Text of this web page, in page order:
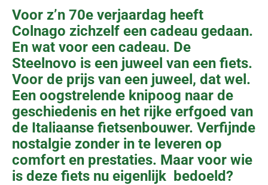
Voor z’n 70e verjaardag heeft
Colnago zichzelf een cadeau gedaan.
En wat voor een cadeau. De
Steelnovo is een juweel van een fiets.
Voor de prijs van een juweel, dat wel.
Een oogstrelende knipoog naar de
geschiedenis en het rijke erfgoed van
de Italiaanse fietsenbouwer. Verfijnde
nostalgie zonder in te leveren op
comfort en prestaties. Maar voor wie
is deze fiets nu eigenlijk bedoeld?